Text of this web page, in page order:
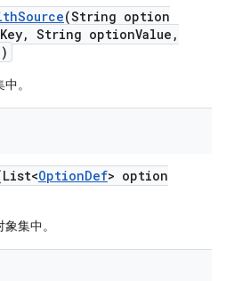
Source(String option
Key, String optionValue ,
。
OptionDef> option
集中。